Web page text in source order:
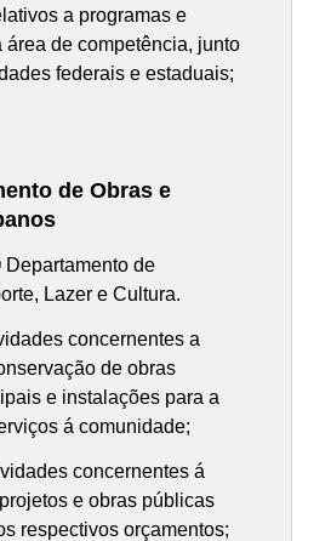
a programas e
área de competência, junto
federais e estaduais;
de Obras e
Departamento de
Lazer e Cultura.
concernentes a
de obras
e instalações para a
á comunidade;
concernentes á
e obras públicas
respectivos orçamentos;